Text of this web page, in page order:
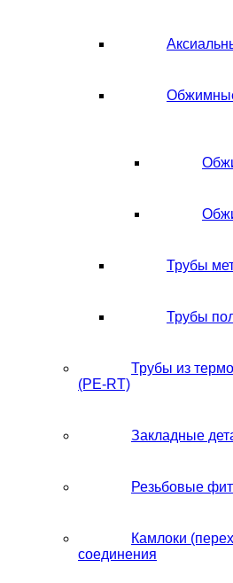
Трубы
Трубы
Трубы из
(PE-RT)
Закладные
Резьбовые
Камлоки
соединения